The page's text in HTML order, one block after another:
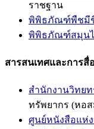
ราชฐาน
พิพิธภัณฑ์พืชมี
พิพิธภัณฑ์สมุน
สารสนเทศและการสื่
สำนักงานวิทย
ทรัพยากร (หอ
ศูนย์หนังสือแห่